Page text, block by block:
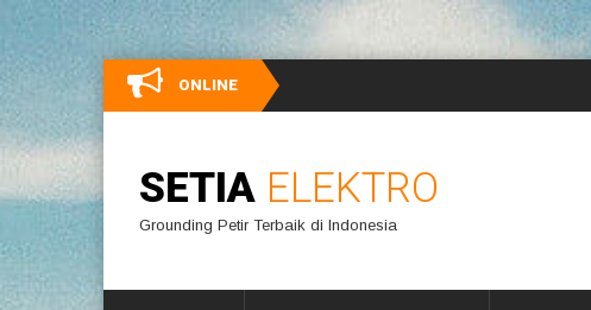
ONLINE
SETIA ELEKTRO
Grounding Petir Terbaik di Indonesia